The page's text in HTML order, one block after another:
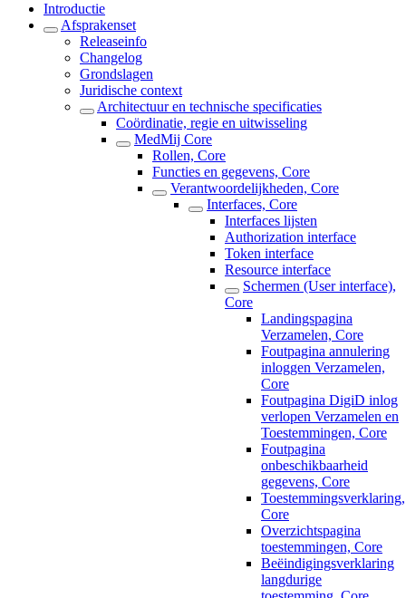
Introductie
Afsprakenset
Releaseinfo
Changelog
Grondslagen
Juridische context
Architectuur en technische specificaties
Coördinatie, regie en uitwisseling
MedMij Core
Rollen, Core
Functies en gegevens, Core
Verantwoordelijkheden, Core
Interfaces, Core
Interfaces lijsten
Authorization interface
Token interface
Resource interface
Schermen (User interface),
Core
Landingspagina
Verzamelen, Core
Foutpagina annulering
inloggen Verzamelen,
Core
Foutpagina DigiD inlog
verlopen Verzamelen en
Toestemmingen, Core
Foutpagina
onbeschikbaarheid
gegevens, Core
Toestemmingsverklaring,
Core
Overzichtspagina
toestemmingen, Core
Beëindigingsverklaring
langdurige